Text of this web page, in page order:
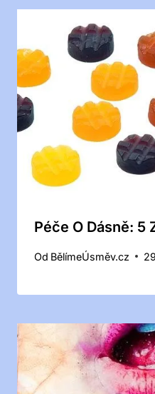
Péče O Dásně: 5
Od BělímeÚsměv.cz